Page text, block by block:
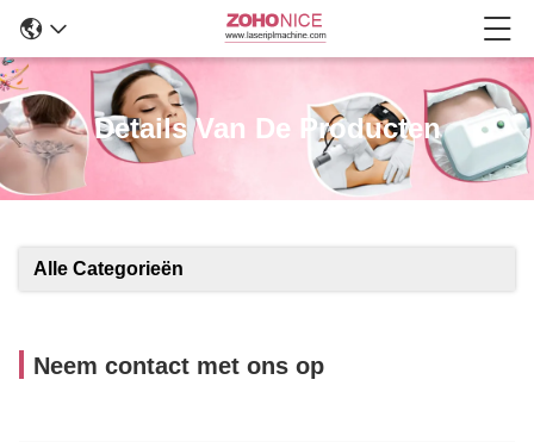
Details Van De Producten
Alle Categorieën
Neem contact met ons op